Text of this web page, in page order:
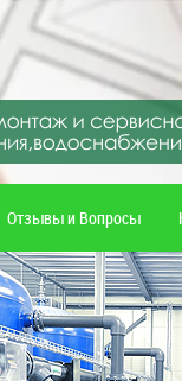
Отзывы и Вопросы